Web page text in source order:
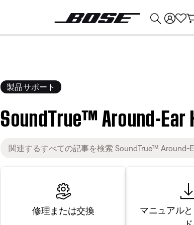
製品サポート
SoundTrue™ Around-Ear
修理または交換
マニュアル